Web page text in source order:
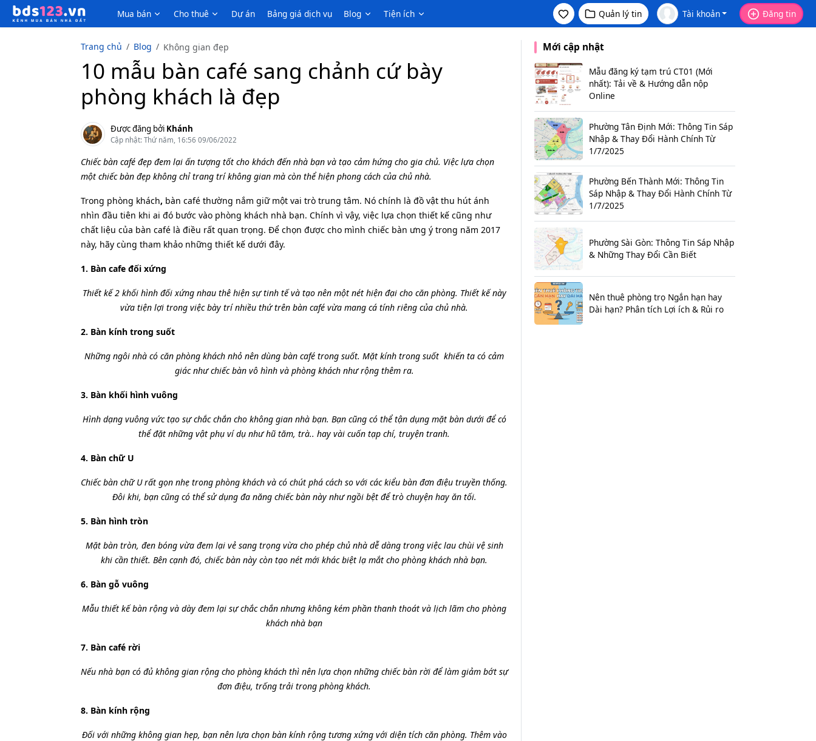
Mua bán Cho thuê Dự án Bảng giá dịch vụ Blog Tiện ích Quản lý tin Tài khoản Đăng tin
Trang chủ Blog Không gian đẹp
10 mẫu bàn café sang chảnh cứ bày
phòng khách là đẹp
Được đăng bởi Khánh
Cập nhật: Thứ năm, 16:56 09/06/2022
Chiếc bàn café đẹp đem lại ấn tượng tốt cho khách đến nhà bạn và tạo cảm hứng cho gia chủ. Việc lựa chọn
một chiếc bàn đẹp không chỉ trang trí không gian mà còn thể hiện phong cách của chủ nhà.
Trong phòng khách, bàn café thường nắm giữ một vai trò trung tâm. Nó chính là đồ vật thu hút ánh
nhìn đầu tiên khi ai đó bước vào phòng khách nhà bạn. Chính vì vậy, việc lựa chọn thiết kế cũng như
chất liệu của bàn café là điều rất quan trọng. Để chọn được cho mình chiếc bàn ưng ý trong năm 2017
này, hãy cùng tham khảo những thiết kế dưới đây.
1. Bàn cafe đối xứng
Thiết kế 2 khối hình đối xứng nhau thê hiện sự tinh tế và tạo nên một nét hiện đại cho căn phòng. Thiết kế này
vừa tiện lợi trong việc bày trí nhiều thứ trên bàn café vừa mang cá tính riêng của chủ nhà.
2. Bàn kính trong suốt
Những ngôi nhà có căn phòng khách nhỏ nên dùng bàn café ​trong suốt. Mặt kính trong suốt khiến ta có cảm
giác như chiếc bàn vô hình và phòng khách như rộng thêm ra.
3. Bàn khối hình vuông
Hình dạng vuông vức tạo sự chắc chắn cho không gian nhà bạn. Bạn cũng có thể tận dụng mặt bàn dưới để có
thể đặt những vật phụ ví dụ như hũ tăm, trà.. hay vài cuốn tạp chí, truyện tranh.
4. Bàn chữ U
Chiếc bàn chữ U rất gọn nhẹ trong phòng khách và có chút phá cách so với các kiểu bàn đơn điệu truyền thống.
Đôi khi, bạn cũng có thể sử dụng đa năng chiếc bàn này như ngồi bệt để trò chuyện hay ăn tối.
5. Bàn hình tròn
Mặt bàn tròn, đen bóng vừa đem lại vẻ sang trọng vừa cho phép chủ nhà dễ dàng trong việc lau chùi vệ sinh
khi cần thiết. Bên cạnh đó, chiếc bàn này còn tạo nét mới khác biệt lạ mắt cho phòng khách nhà bạn.
6. Bàn gỗ vuông
Mẫu thiết kế bàn rộng và dày đem lại sự chắc chắn nhưng không kém phần thanh thoát và lịch lãm cho phòng
khách nhà bạn
7. Bàn café rời
Nếu nhà bạn có đủ không gian rộng cho phòng khách thì nên lựa chọn những chiếc bàn rời để làm giảm bớt sự
đơn điệu, trống trải trong phòng khách.
8. Bàn kính rộng
Đối với những không gian hẹp, bạn nên lựa chọn bàn kính rộng tương xứng với diện tích căn phòng. Thêm vào
Mới cập nhật
Mẫu đăng ký tạm trú CT01 (Mới
nhất): Tải về & Hướng dẫn nộp
Online
Phường Tân Định Mới: Thông Tin Sáp
Nhập & Thay Đổi Hành Chính Từ
1/7/2025
Phường Bến Thành Mới: Thông Tin
Sáp Nhập & Thay Đổi Hành Chính Từ
1/7/2025
Phường Sài Gòn: Thông Tin Sáp Nhập
& Những Thay Đổi Cần Biết
Nên thuê phòng trọ Ngắn hạn hay
Dài hạn? Phân tích Lợi ích & Rủi ro